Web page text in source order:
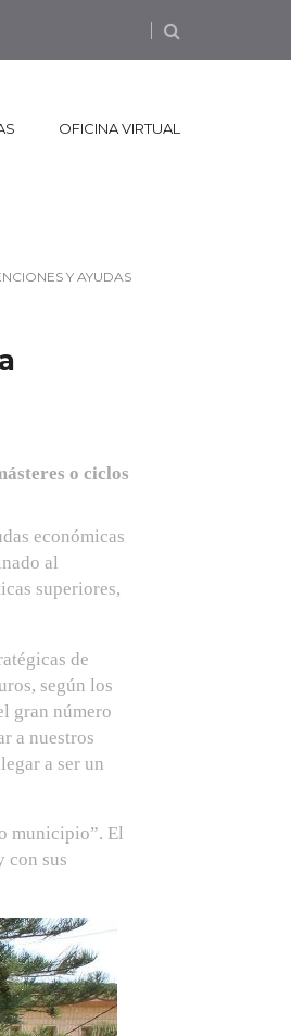
OFICINA VIRTUAL
Y AYUDAS
o ciclos
económicas
al
superiores,
de
según los
gran número
a nuestros
a ser un
municipio”. El
con sus